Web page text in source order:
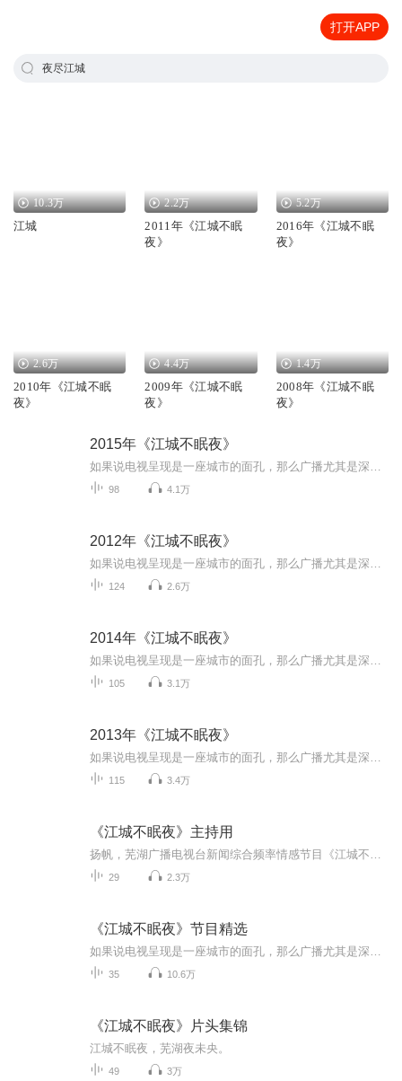
打开APP
夜尽江城
10.3万
江城
2.2万
2011年《江城不眠
夜》
5.2万
2016年《江城不眠
夜》
2.6万
2010年《江城不眠
夜》
4.4万
2009年《江城不眠
夜》
1.4万
2008年《江城不眠
夜》
2015年《江城不眠夜》
98 4.1万
2012年《江城不眠夜》
124 2.6万
2014年《江城不眠夜》
105 3.1万
2013年《江城不眠夜》
115 3.4万
《江城不眠夜》主持用
29 2.3万
《江城不眠夜》节目精选
35 10.6万
《江城不眠夜》片头集锦
江城不眠夜，芜湖夜未央。
49 3万